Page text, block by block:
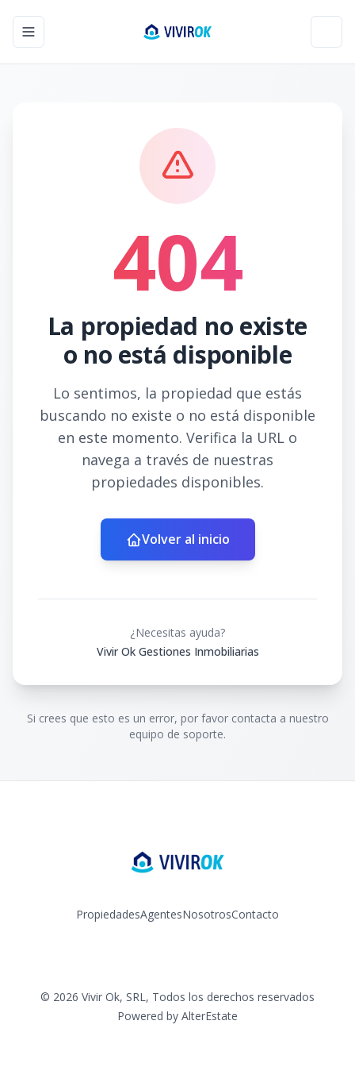
Toggle navigation menu
404
La propiedad no existe
o no está disponible
Lo sentimos, la propiedad que estás
buscando no existe o no está disponible
en este momento. Verifica la URL o
navega a través de nuestras
propiedades disponibles.
Volver al inicio
¿Necesitas ayuda?
Vivir Ok Gestiones Inmobiliarias
Si crees que esto es un error, por favor contacta a nuestro
equipo de soporte.
PropiedadesAgentesNosotrosContacto
© 2026 Vivir Ok, SRL, Todos los derechos reservados
Powered by AlterEstate